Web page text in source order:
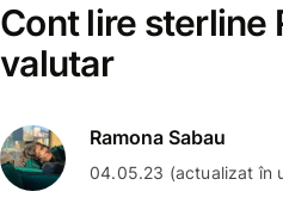
Cont lire sterline
valutar
Ramona Sabau
04.05.23 (actualizat în